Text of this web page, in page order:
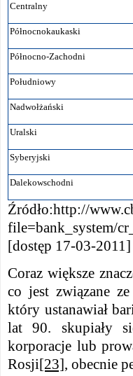
Centralny
Północnokaukaski
Północno-Zachodni
Południowy
Nadwołżański
Uralski
Syberyjski
Dalekowschodni
Źródło:http://
file=bank_system/
[dostęp 17-03-2011]
Coraz większe
co jest związane
który ustanawiał
lat 90. skupiały
korporacje lub
Rosji [23], obecnie